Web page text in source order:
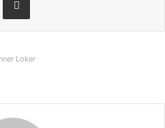
Loker